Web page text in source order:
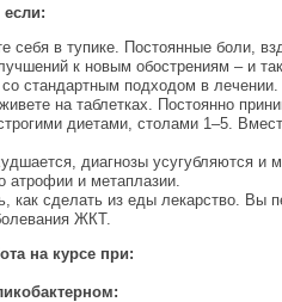
если:
себя в тупике. Постоянные боли,
к новым обострениям – и так
стандартным подходом в
живете на таблетках. Постоянно
диетами, столами 1–5.
диагнозы усугубляются и
атрофии и метаплазии.
как сделать из еды лекарство. Вы
ЖКТ.
на курсе при: